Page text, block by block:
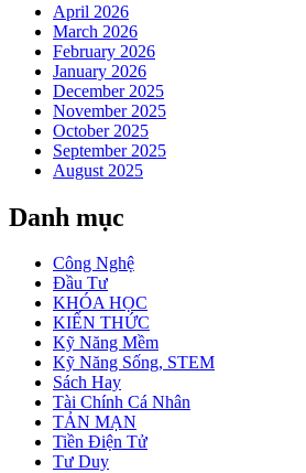
April 2026
March 2026
February 2026
January 2026
December 2025
November 2025
October 2025
September 2025
August 2025
Danh mục
Công Nghệ
Đầu Tư
KHÓA HỌC
KIẾN THỨC
Kỹ Năng Mềm
Kỹ Năng Sống, STEM
Sách Hay
Tài Chính Cá Nhân
TẢN MẠN
Tiền Điện Tử
Tư Duy